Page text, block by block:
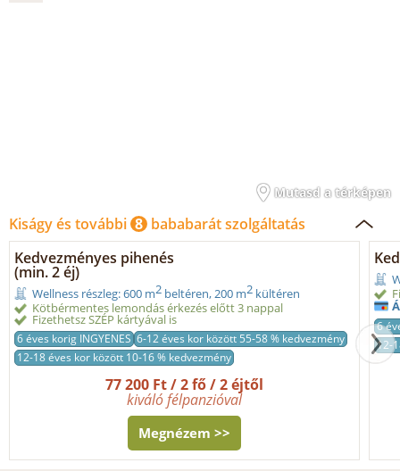
Mutasd a térképen
Kiságy és további 8 bababarát szolgáltatás
Kedvezményes pihenés
(min. 2 éj)
Wellness részleg: 600 m2 beltéren, 200 m2 kültéren
Kötbérmentes lemondás érkezés előtt 3 nappal
Fizethetsz SZÉP kártyával is
6 éves korig INGYENES 6-12 éves kor között 55-58 % kedvezmény
12-18 éves kor között 10-16 % kedvezmény
77 200 Ft / 2 fő / 2 éjtől
kiváló félpanzióval
Megnézem >>
6
12-